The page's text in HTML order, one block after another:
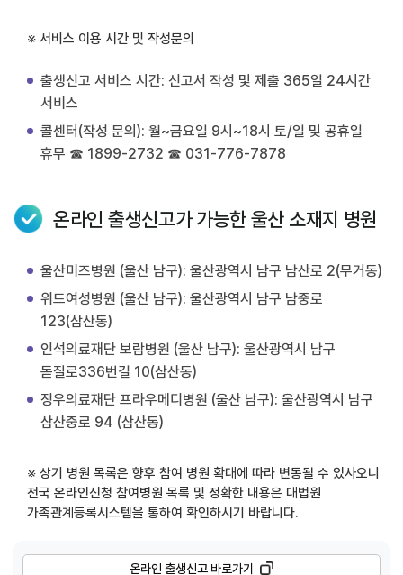
※ 서비스 이용 시간 및 작성문의
출생신고 서비스 시간: 신고서 작성 및 제출 365일 24시간
서비스
콜센터(작성 문의): 월~금요일 9시~18시 토/일 및 공휴일
휴무 ☎ 1899-2732 ☎ 031-776-7878
온라인 출생신고가 가능한 울산 소재지 병원
울산미즈병원 (울산 남구): 울산광역시 남구 남산로 2(무거동)
위드여성병원 (울산 남구): 울산광역시 남구 남중로
123(삼산동)
인석의료재단 보람병원 (울산 남구): 울산광역시 남구
돋질로336번길 10(삼산동)
정우의료재단 프라우메디병원 (울산 남구): 울산광역시 남구
삼산중로 94 (삼산동)
※ 상기 병원 목록은 향후 참여 병원 확대에 따라 변동될 수 있사오니
전국 온라인신청 참여병원 목록 및 정확한 내용은 대법원
가족관계등록시스템을 통하여 확인하시기 바랍니다.
온라인 출생신고 바로가기